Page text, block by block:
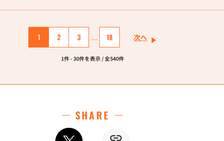
1 2 3 ... 18 次へ
1件 - 30件を表示 / 全540件
SHARE